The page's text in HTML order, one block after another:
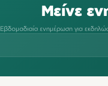
Μείνε
Εβδομαδιαία ενημέρωση για